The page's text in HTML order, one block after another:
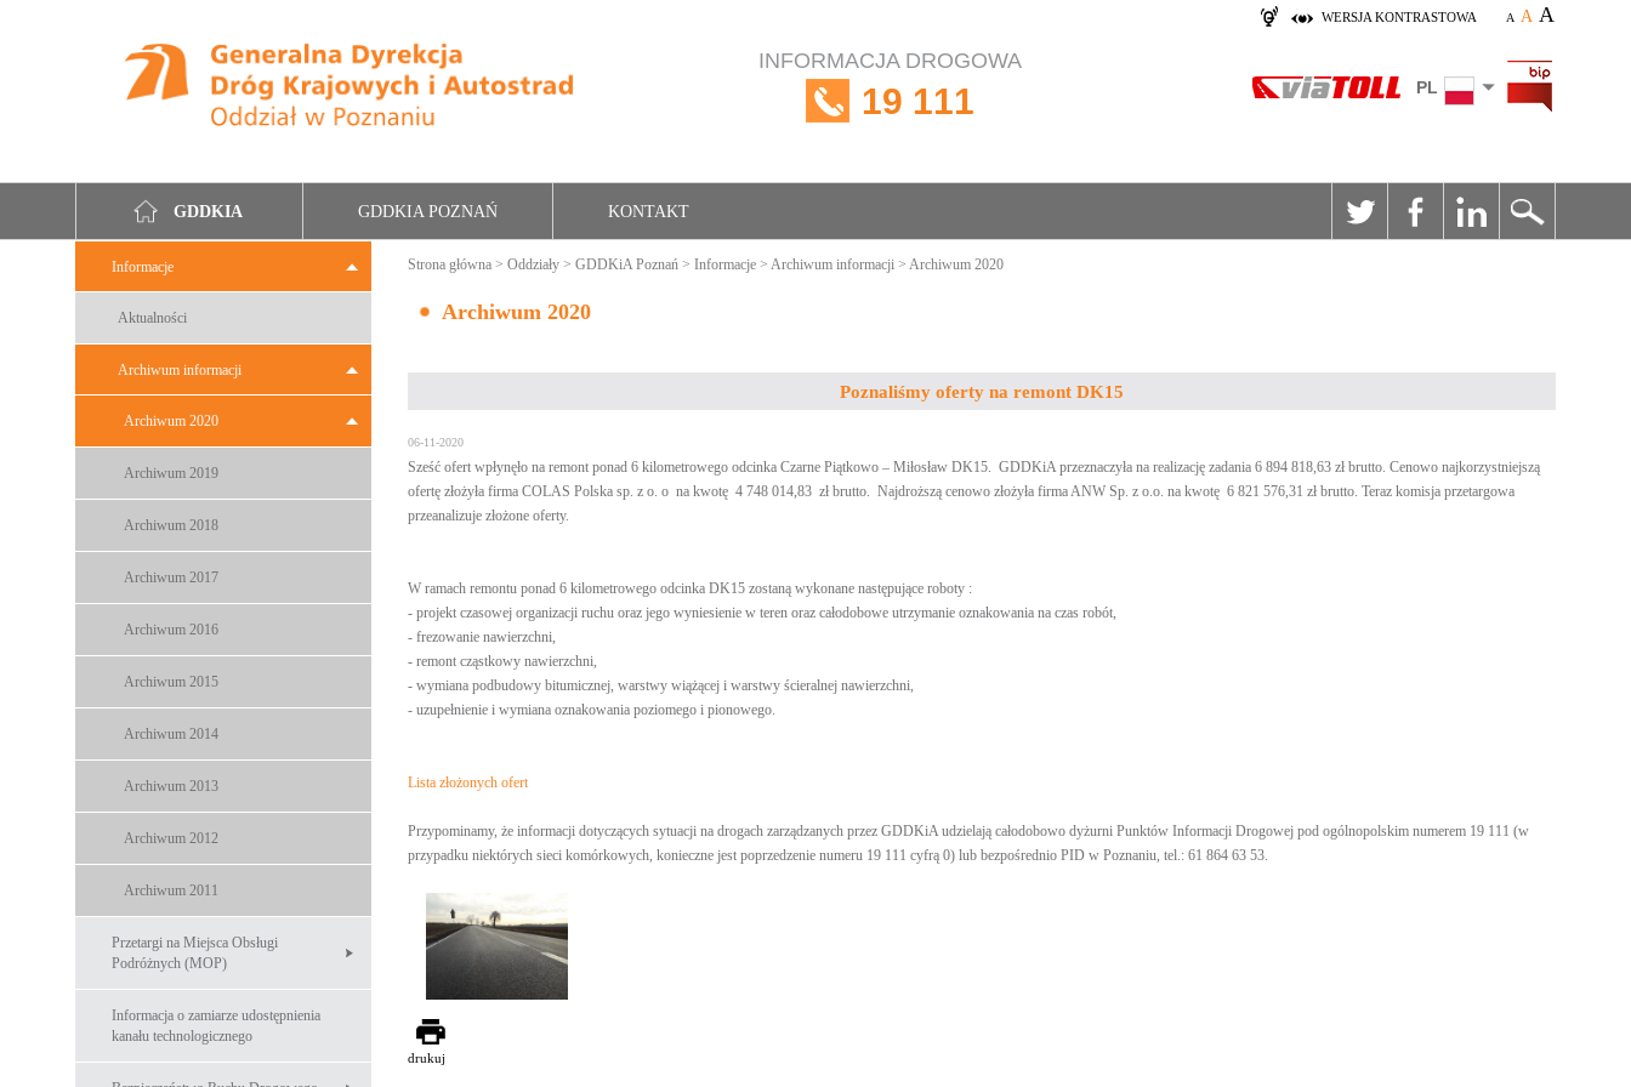
WERSJA KONTRASTOWA A A A
INFORMACJA DROGOWA
19 111 PL
GDDKIA GDDKIA POZNAŃ KONTAKT
Informacje
Aktualności
Archiwum informacji
Archiwum 2020
Archiwum 2019
Archiwum 2018
Archiwum 2017
Archiwum 2016
Archiwum 2015
Archiwum 2014
Archiwum 2013
Archiwum 2012
Archiwum 2011
Przetargi na Miejsca Obsługi
Podróżnych (MOP)
Informacja o zamiarze udostępnienia
kanału technologicznego
Strona główna > Oddziały > GDDKiA Poznań > Informacje > Archiwum informacji > Archiwum 2020
Archiwum 2020
Poznaliśmy oferty na remont DK15
06-11-2020
Sześć ofert wpłynęło na remont ponad 6 kilometrowego odcinka Czarne Piątkowo – Miłosław DK15. GDDKiA przeznaczyła na realizację zadania 6 894 818,63 zł brutto. Cenowo najkorzystniejszą
ofertę złożyła firma COLAS Polska sp. z o. o na kwotę 4 748 014,83 zł brutto. Najdroższą cenowo złożyła firma ANW Sp. z o.o. na kwotę 6 821 576,31 zł brutto. Teraz komisja przetargowa
przeanalizuje złożone oferty.
W ramach remontu ponad 6 kilometrowego odcinka DK15 zostaną wykonane następujące roboty :
- projekt czasowej organizacji ruchu oraz jego wyniesienie w teren oraz całodobowe utrzymanie oznakowania na czas robót,
- frezowanie nawierzchni,
- remont cząstkowy nawierzchni,
- wymiana podbudowy bitumicznej, warstwy wiążącej i warstwy ścieralnej nawierzchni,
- uzupełnienie i wymiana oznakowania poziomego i pionowego.
Lista złożonych ofert
Przypominamy, że informacji dotyczących sytuacji na drogach zarządzanych przez GDDKiA udzielają całodobowo dyżurni Punktów Informacji Drogowej pod ogólnopolskim numerem 19 111 (w
przypadku niektórych sieci komórkowych, konieczne jest poprzedzenie numeru 19 111 cyfrą 0) lub bezpośrednio PID w Poznaniu, tel.: 61 864 63 53.
drukuj